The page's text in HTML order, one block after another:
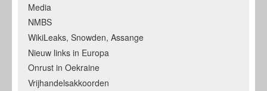
Media
NMBS
WikiLeaks, Snowden, Assange
Nieuw links in Europa
Onrust in Oekraine
Vrijhandelsakkoorden